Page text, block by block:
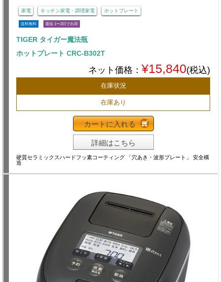
家電 キッチン家電・調理家電 ホットプレート
送料無料 最短 1〜3日で出荷
TIGER タイガー魔法瓶
ホットプレート CRC-B302T
ネット価格： ¥15,840(税込)
在庫状況
在庫あり
カートに入れる
詳細はこちら
硬質セラミックスハードフッ素コーティング 「穴あき・波形プレート」 安全構
造